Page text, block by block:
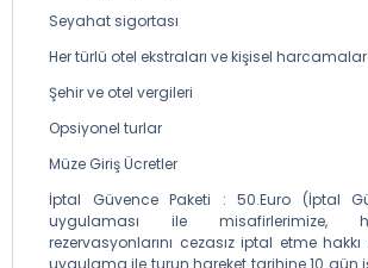
Seyahat sigortası
Her türlü otel ekstraları ve kişisel harcamalar
Şehir ve otel vergileri
Opsiyonel turlar
Müze Giriş Ücretler
İptal Güvence Paketi : 50.Euro (İptal
uygulaması ile misafirlerimize,
rezervasyonlarını cezasız iptal etme
uygulama ile turun hareket tarihine 10 gün